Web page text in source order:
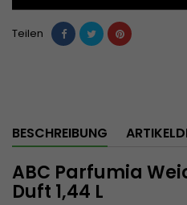
Teilen
BESCHREIBUNG
ABC Parfumia
Duft 1,44 L